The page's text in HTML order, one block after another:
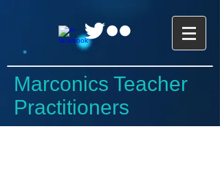
Marconics Teacher
Practitioners